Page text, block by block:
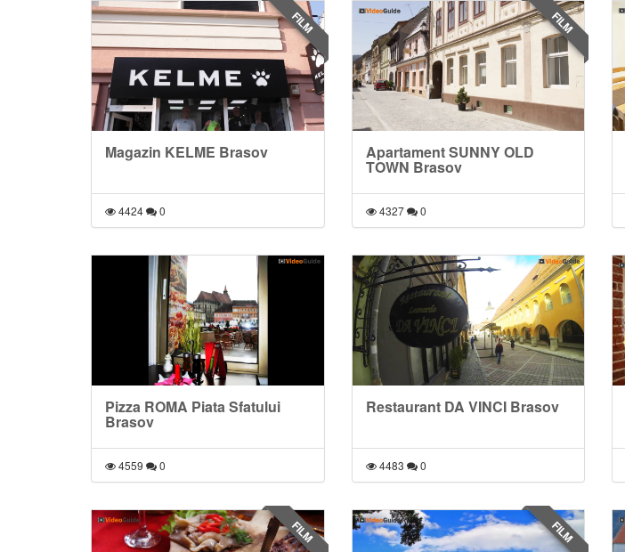
Magazin KELME Brasov
4424 0
FILM
Apartament SUNNY OLD
TOWN Brasov
4327 0
FILM
Pizza ROMA Piata Sfatului
Brasov
4559 0
Restaurant DA VINCI Brasov
4483 0
FILM FILM